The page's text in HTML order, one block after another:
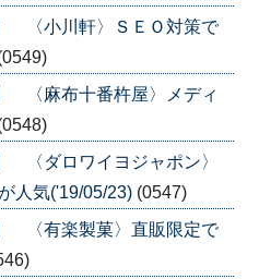
〈小川軒〉ＳＥＯ対策で
〈麻布十番杵屋〉メディ
〈ダロワイヨジャポン〉
人気('19/05/23) (0547)
〈有楽製菓〉直販限定で